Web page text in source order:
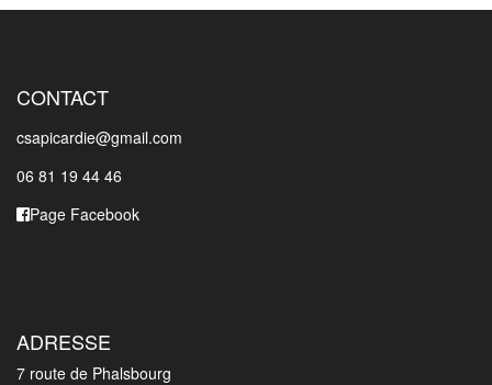
CONTACT
csapicardie@gmail.com
06 81 19 44 46
Page Facebook
ADRESSE
7 route de Phalsbourg